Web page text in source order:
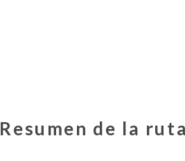
Resumen de la